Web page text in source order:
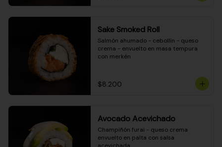
Sake Smoked Roll
Salmón ahumado - cebollín - queso
crema - envuelto en masa tempura
con merkén
$8.200
Avocado Acevichado
Champiñón furai - queso crema
envuelto en palta con salsa